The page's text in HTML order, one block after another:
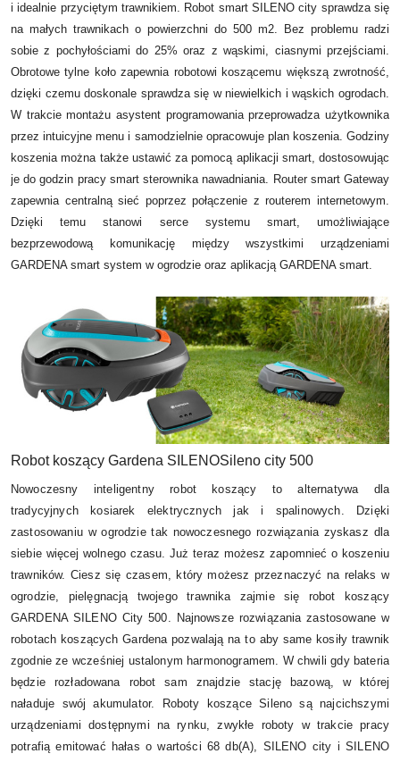
i idealnie przyciętym trawnikiem. Robot smart SILENO city sprawdza się
na małych trawnikach o powierzchni do 500 m2. Bez problemu radzi
sobie z pochyłościami do 25% oraz z wąskimi, ciasnymi przejściami.
Obrotowe tylne koło zapewnia robotowi koszącemu większą zwrotność,
dzięki czemu doskonale sprawdza się w niewielkich i wąskich ogrodach.
W trakcie montażu asystent programowania przeprowadza użytkownika
przez intuicyjne menu i samodzielnie opracowuje plan koszenia. Godziny
koszenia można także ustawić za pomocą aplikacji smart, dostosowując
je do godzin pracy smart sterownika nawadniania. Router smart Gateway
zapewnia centralną sieć poprzez połączenie z routerem internetowym.
Dzięki temu stanowi serce systemu smart, umożliwiające
bezprzewodową komunikację między wszystkimi urządzeniami
GARDENA smart system w ogrodzie oraz aplikacją GARDENA smart.
Robot koszący Gardena SILENOSileno city 500
Nowoczesny inteligentny robot koszący to alternatywa dla
tradycyjnych kosiarek elektrycznych jak i spalinowych. Dzięki
zastosowaniu w ogrodzie tak nowoczesnego rozwiązania zyskasz dla
siebie więcej wolnego czasu. Już teraz możesz zapomnieć o koszeniu
trawników. Ciesz się czasem, który możesz przeznaczyć na relaks w
ogrodzie, pielęgnacją twojego trawnika zajmie się robot koszący
GARDENA SILENO City 500. Najnowsze rozwiązania zastosowane w
robotach koszących Gardena pozwalają na to aby same kosiły trawnik
zgodnie ze wcześniej ustalonym harmonogramem. W chwili gdy bateria
będzie rozładowana robot sam znajdzie stację bazową, w której
naładuje swój akumulator. Roboty koszące Sileno są najcichszymi
urządzeniami dostępnymi na rynku, zwykłe roboty w trakcie pracy
potrafią emitować hałas o wartości 68 db(A), SILENO city i SILENO